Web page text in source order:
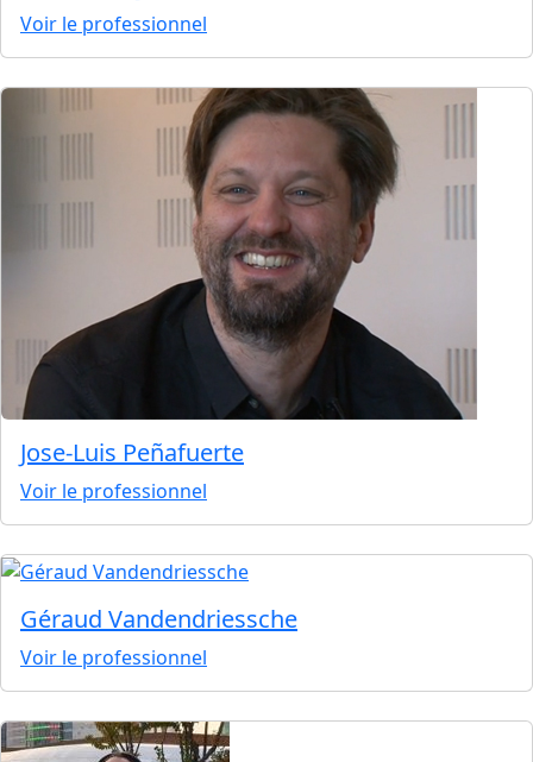
Voir le professionnel
Jose-Luis Peñafuerte
Voir le professionnel
Géraud Vandendriessche
Voir le professionnel